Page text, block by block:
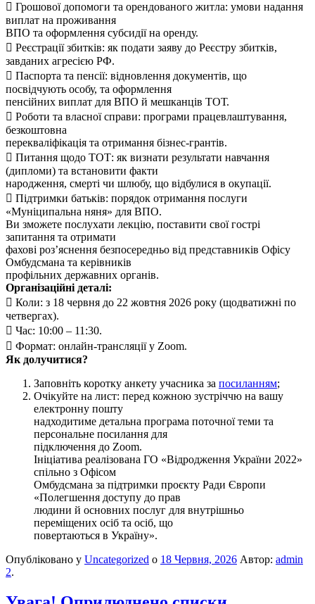
 Грошової допомоги та орендованого житла: умови надання
виплат на проживання
ВПО та оформлення субсидії на оренду.
 Реєстрації збитків: як подати заяву до Реєстру збитків,
завданих агресією РФ.
 Паспорта та пенсії: відновлення документів, що
посвідчують особу, та оформлення
пенсійних виплат для ВПО й мешканців ТОТ.
 Роботи та власної справи: програми працевлаштування,
безкоштовна
перекваліфікація та отримання бізнес-грантів.
 Питання щодо ТОТ: як визнати результати навчання
(дипломи) та встановити факти
народження, смерті чи шлюбу, що відбулися в окупації.
 Підтримки батьків: порядок отримання послуги
«Муніципальна няня» для ВПО.
Ви зможете послухати лекцію, поставити свої гострі
запитання та отримати
фахові роз’яснення безпосередньо від представників Офісу
Омбудсмана та керівників
профільних державних органів.
Організаційні деталі:
 Коли: з 18 червня до 22 жовтня 2026 року (щодватижні по
четвергах).
 Час: 10:00 – 11:30.
 Формат: онлайн-трансляції у Zoom.
Як долучитися?
Заповніть коротку анкету учасника за посиланням;
Очікуйте на лист: перед кожною зустріччю на вашу
електронну пошту
надходитиме детальна програма поточної теми та
персональне посилання для
підключення до Zoom.
Ініціатива реалізована ГО «Відродження України 2022»
спільно з Офісом
Омбудсмана за підтримки проєкту Ради Європи
«Полегшення доступу до прав
людини й основних послуг для внутрішньо
переміщених осіб та осіб, що
повертаються в Україну».
Опубліковано у Uncategorized о 18 Червня, 2026 Автор: admin
2.